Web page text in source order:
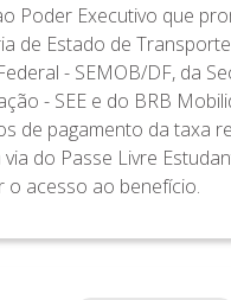
Poder Executivo que
de Estado de
- SEMOB/DF, da
- SEE e do BRB
de pagamento da taxa
via do Passe Livre
o acesso ao benefício.